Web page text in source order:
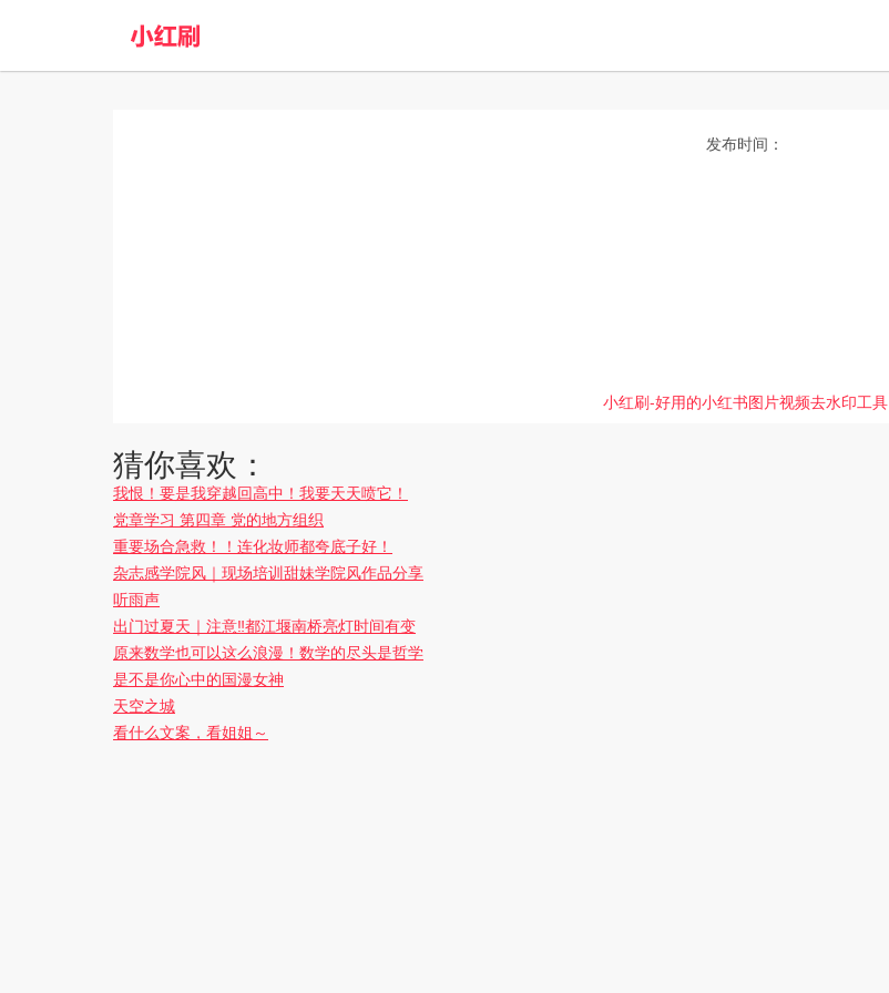
发布时间：
小红刷-好用的小红书图片视频去水印工具
猜你喜欢：
我恨！要是我穿越回高中！我要天天喷它！
党章学习 第四章 党的地方组织
重要场合急救！！连化妆师都夸底子好！
杂志感学院风｜现场培训甜妹学院风作品分享
听雨声
出门过夏天｜注意‼️都江堰南桥亮灯时间有变
原来数学也可以这么浪漫！数学的尽头是哲学
是不是你心中的国漫女神
天空之城
看什么文案，看姐姐～